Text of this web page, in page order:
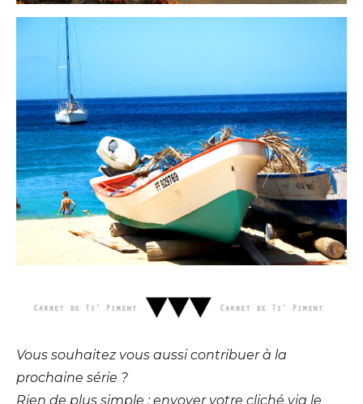
Vous souhaitez vous aussi contribuer à la
prochaine série ?
Rien de plus simple : envoyer votre cliché via le